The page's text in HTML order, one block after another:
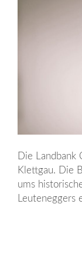
Die
Klettgau. Die
ums
Leuteneggers